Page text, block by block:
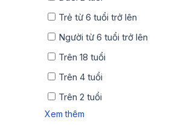
Trẻ từ 6 tuổi trở lên
Người từ 6 tuổi trở lên
Trên 18 tuổi
Trên 4 tuổi
Trên 2 tuổi
Xem thêm